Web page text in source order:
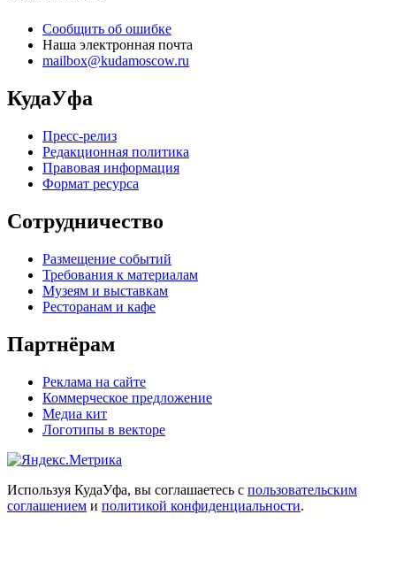
Сообщить об ошибке
Наша электронная почта
mailbox@kudamoscow.ru
КудаУфа
Пресс-релиз
Редакционная политика
Правовая информация
Формат ресурса
Сотрудничество
Размещение событий
Требования к материалам
Музеям и выставкам
Ресторанам и кафе
Партнёрам
Реклама на сайте
Коммерческое предложение
Медиа кит
Логотипы в векторе
Используя КудаУфа, вы соглашаетесь с пользовательским
соглашением и политикой конфиденциальности.